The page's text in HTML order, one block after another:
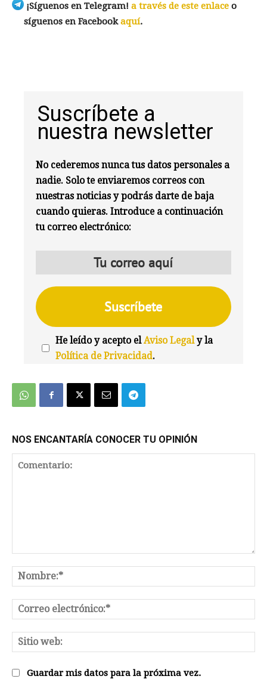
¡Síguenos en Telegram! a través de este enlace o
síguenos en Facebookaquí.
Suscríbete a
nuestra newsletter
No cederemos nunca tus datos personales a
nadie. Solo te enviaremos correos con
nuestras noticias y podrás darte de baja
cuando quieras. Introduce a continuación
tu correo electrónico:
He leído y acepto elAviso Legaly la
Política de Privacidad.
NOS ENCANTARÍA CONOCER TU OPINIÓN
Guardar mis datos para la próxima vez.